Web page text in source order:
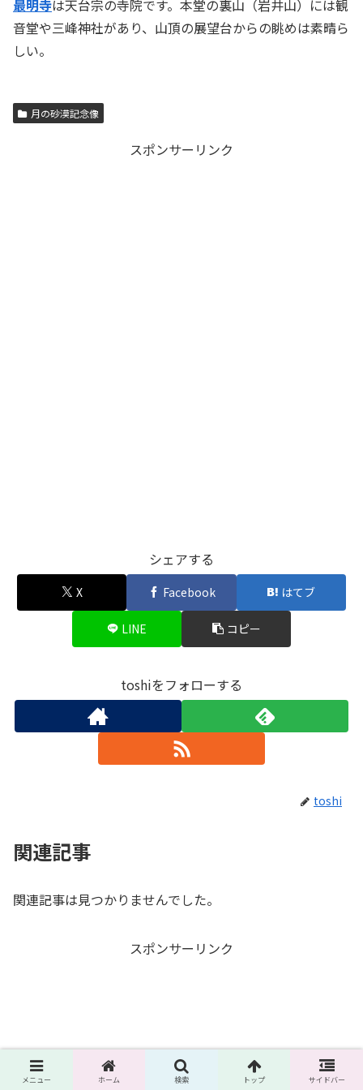
最明寺は天台宗の寺院です。本堂の裏山（岩井山）には観
音堂や三峰神社があり、山頂の展望台からの眺めは素晴ら
しい。
月の砂漠記念像
スポンサーリンク
シェアする
X Facebook はてブ
LINE コピー
toshiをフォローする
toshi
関連記事
関連記事は見つかりませんでした。
スポンサーリンク
メニュー ホーム 検索 トップ サイドバー